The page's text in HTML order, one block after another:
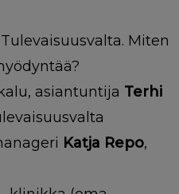
Miten
asiantuntija Terhi
Katja Repo,